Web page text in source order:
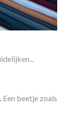
Een beetje zoals